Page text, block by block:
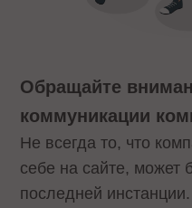
Обращайте
коммуникации
Не всегда то, что
себе на сайте, может
последней